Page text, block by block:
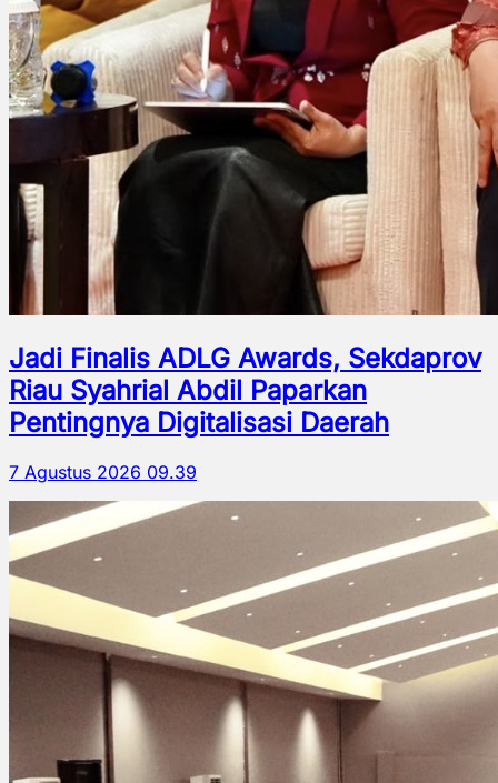
Jadi Finalis ADLG Awards, Sekdaprov
Riau Syahrial Abdil Paparkan
Pentingnya Digitalisasi Daerah
7 Agustus 2026 09.39